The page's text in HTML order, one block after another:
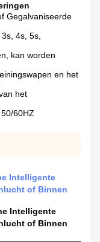
Gegalvaniseerde
4s, 5s,
kan worden
en het
het
60HZ
Intelligente
of Binnen
Intelligente
of Binnen